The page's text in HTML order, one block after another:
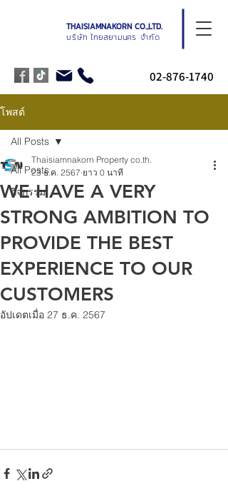
02-876-1740
THAISIAMNAKORN CO.,LTD.
บริษัท ไทยสยามนคร จำกัด
โพสต์
All Posts
กิจกรรม
All Posts
WE HAVE A VERY
STRONG AMBITION TO
PROVIDE THE BEST
EXPERIENCE TO OUR
CUSTOMERS
Thaisiamnakorn Property co.th.
23 ธ.ค. 2567 ยาว 0 นาที
อัปเดตเมื่อ 27 ธ.ค. 2567